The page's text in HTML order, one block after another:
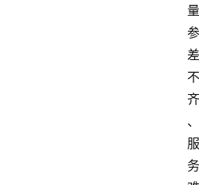
量
参
差
不
齐
、
服
务